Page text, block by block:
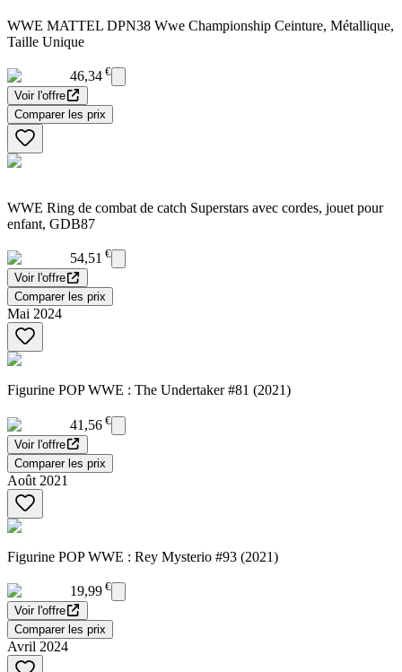
WWE MATTEL DPN38 Wwe Championship Ceinture, Métallique,
Taille Unique
46,34 €
Voir l'offre
Comparer les prix
WWE Ring de combat de catch Superstars avec cordes, jouet pour
enfant, GDB87
54,51 €
Voir l'offre
Comparer les prix
Mai 2024
Figurine POP WWE : The Undertaker #81 (2021)
41,56 €
Voir l'offre
Comparer les prix
Août 2021
Figurine POP WWE : Rey Mysterio #93 (2021)
19,99 €
Voir l'offre
Comparer les prix
Avril 2024